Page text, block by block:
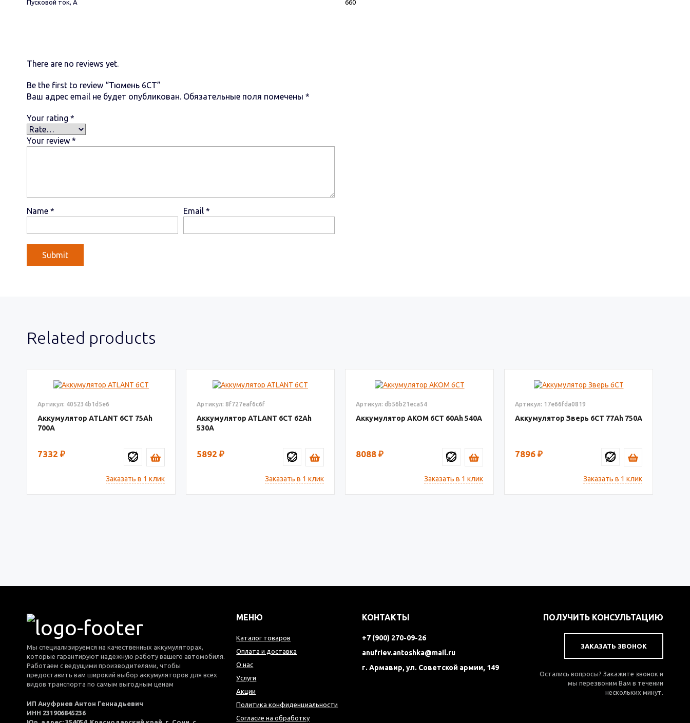
Пусковой ток, А 660
There are no reviews yet.
Be the first to review “Тюмень 6СТ”
Ваш адрес email не будет опубликован. Обязательные поля помечены *
Your rating *
Your review *
Name * Email *
Related products
Артикул: 405234b1d5e6
Аккумулятор ATLANT 6СТ 75
700
7332 ₽
Заказать в 1 клик
Артикул: 8f727eaf6c6f
Аккумулятор ATLANT 6СТ 62
530
5892 ₽
Заказать в 1 клик
Артикул: db56b21eca54
Аккумулятор AКОМ 6СТ 60 540
8088 ₽
Заказать в 1 клик
Артикул: 17e66fda0819
Аккумулятор Зверь 6СТ 77 750
7896 ₽
Заказать в 1 клик
Мы специализируемся на качественных аккумуляторах,
которые гарантируют надежную работу вашего автомобиля.
Работаем с ведущими производителями, чтобы
предоставить вам широкий выбор аккумуляторов для всех
видов транспорта по самым выгодным ценам
ИП Ануфриев Антон Геннадьевич
ИНН 231906845236
МЕНЮ
Каталог товаров
Оплата и доставка
О нас
Услуги
Акции
Политика конфиденциальности
Согласие на обработку
КОНТАКТЫ
+7 (900) 270-09-26
anufriev.antoshka@mail.ru
г. Армавир, ул. Советской армии, 149
ПОЛУЧИТЬ КОНСУЛЬТАЦИЮ
ЗАКАЗАТЬ ЗВОНОК
Остались вопросы? Закажите звонок и
мы перезвоним Вам в течении
нескольких минут.